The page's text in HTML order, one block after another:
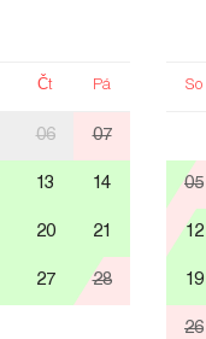
Čt Pá
06 07
13 14
20 21
27 28
So
05
12
19
26